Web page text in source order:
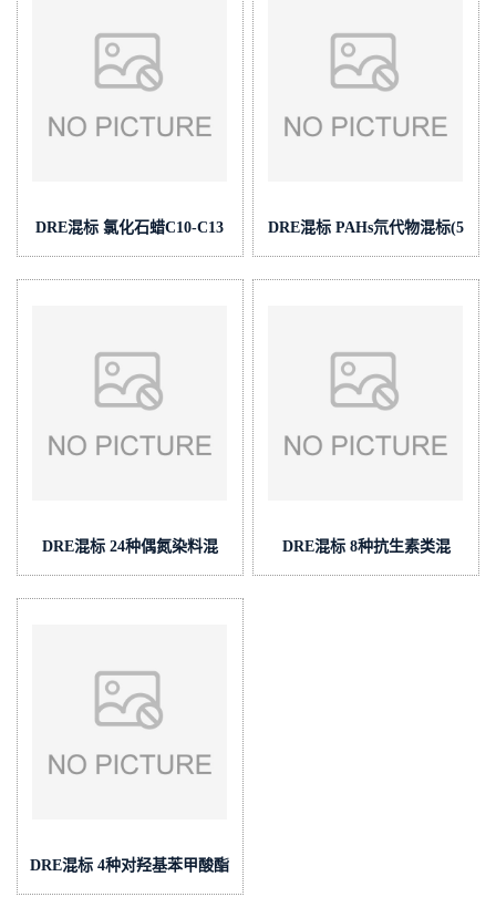
DRE混标 氯化石蜡C10-C13
混标1 cas号:多组分 (泰坦现
DRE混标 PAHs氘代物混标(5
组份) cas号:多组分 (泰坦现货
DRE混标 24种偶氮染料混
标/GB/T 17592-2011 cas号:多
DRE混标 8种抗生素类混
标/GB 31660.2-2019 (泰坦现
DRE混标 4种对羟基苯甲酸酯